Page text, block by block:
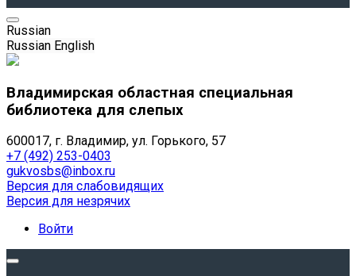
Russian
Russian English
Владимирская областная специальная
библиотека для слепых
600017, г. Владимир, ул. Горького, 57
+7 (492) 253-0403
gukvosbs@inbox.ru
Версия для слабовидящих
Версия для незрячих
Войти